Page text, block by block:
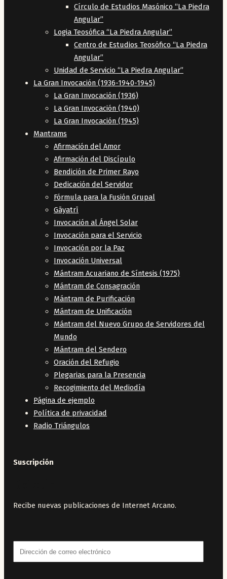
Círculo de Estudios Masónico “La Piedra
Angular”
Logia Teosófica “La Piedra Angular”
Centro de Estudios Teosófico “La Piedra
Angular”
Unidad de Servicio “La Piedra Angular”
La Gran Invocación (1936-1940-1945)
La Gran Invocación (1936)
La Gran Invocación (1940)
La Gran Invocación (1945)
Mantrams
Afirmación del Amor
Afirmación del Discípulo
Bendición de Primer Rayo
Dedicación del Servidor
Fórmula para la Fusión Grupal
Gāyatrī
Invocación al Ángel Solar
Invocación para el Servicio
Invocación por la Paz
Invocación Universal
Mántram Acuariano de Síntesis (1975)
Mántram de Consagración
Mántram de Purificación
Mántram de Unificación
Mántram del Nuevo Grupo de Servidores del
Mundo
Mántram del Sendero
Oración del Refugio
Plegarias para la Presencia
Recogimiento del Mediodía
Página de ejemplo
Política de privacidad
Radio Triángulos
Suscripción
Recibe nuevas publicaciones de Internet Arcano.